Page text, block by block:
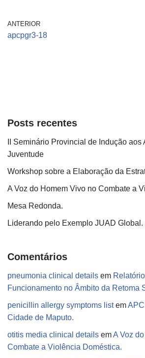
ANTERIOR
apcpgr3-18
Posts recentes
II Seminário Provincial de Indução aos
Juventude
Workshop sobre a Elaboração da
A Voz do Homem Vivo no Combate a
Mesa Redonda.
Liderando pelo Exemplo JUAD Global.
Comentários
pneumonia clinical details em
Funcionamento no Âmbito da Retoma
penicillin allergy symptoms listem
Cidade de Maputo.
otitis media clinical details emA Voz
Combate a Violência Doméstica.